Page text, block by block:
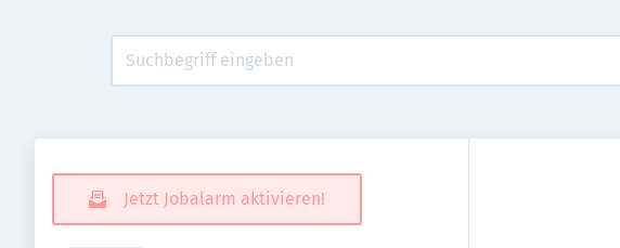
Jetzt Jobalarm aktivieren!